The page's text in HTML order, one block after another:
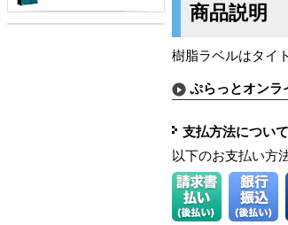
商品説明
樹脂ラベルはタイ
ぷらっとオンラ
支払方法について
以下のお支払い方